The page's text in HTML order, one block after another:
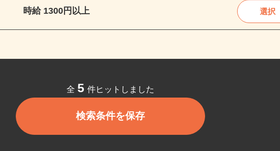
時給 1300円以上 選択
全5件ヒットしました
検索条件を保存